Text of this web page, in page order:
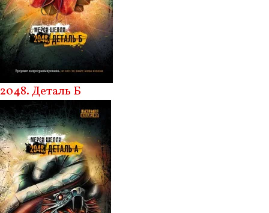
2048. Деталь Б